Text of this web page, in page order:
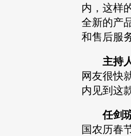
内，这样
全新的产
和售后服
主持
网友很快
内见到这
任剑
国农历春